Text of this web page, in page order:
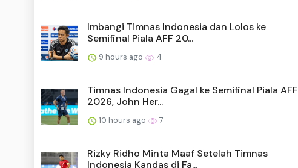
Imbangi Timnas Indonesia dan Lolos ke
Semifinal Piala AFF 20...
9 hours ago 4
Timnas Indonesia Gagal ke Semifinal Piala AFF
2026, John Her...
10 hours ago 7
Rizky Ridho Minta Maaf Setelah Timnas
Indonesia Kandas di Fa...